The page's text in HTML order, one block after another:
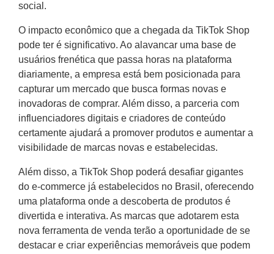
social.
O impacto econômico que a chegada da TikTok Shop
pode ter é significativo. Ao alavancar uma base de
usuários frenética que passa horas na plataforma
diariamente, a empresa está bem posicionada para
capturar um mercado que busca formas novas e
inovadoras de comprar. Além disso, a parceria com
influenciadores digitais e criadores de conteúdo
certamente ajudará a promover produtos e aumentar a
visibilidade de marcas novas e estabelecidas.
Além disso, a TikTok Shop poderá desafiar gigantes
do e-commerce já estabelecidos no Brasil, oferecendo
uma plataforma onde a descoberta de produtos é
divertida e interativa. As marcas que adotarem esta
nova ferramenta de venda terão a oportunidade de se
destacar e criar experiências memoráveis que podem